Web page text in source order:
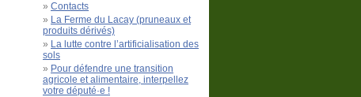
Contacts
La Ferme du Lacay (pruneaux et
produits dérivés)
La lutte contre l’artificialisation des
sols
Pour défendre une transition
agricole et alimentaire, interpellez
votre député·e !